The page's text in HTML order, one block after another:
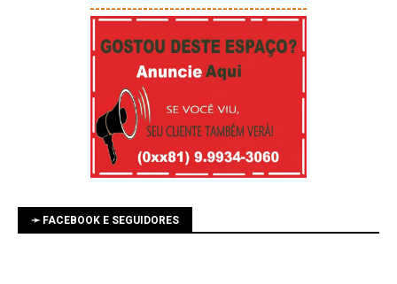
-----------------------------------------
➛ FACEBOOK E SEGUIDORES